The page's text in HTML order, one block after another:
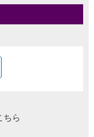
ちら